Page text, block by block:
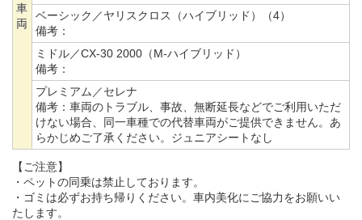
車
両
ベーシック／ヤリスクロス（ハイブリッド）（4）
備考：
ミドル／CX-30 2000（M-ハイブリッド）
備考：
プレミアム／セレナ
備考： 車両のトラブル、事故、無断延長などでご利用いただ
けない場合、同一車種での代替車両がご提供できません。あ
らかじめご了承ください。ジュニアシートなし
【ご注意】
・ペットの同乗は禁止しております。
・ゴミは必ずお持ち帰りください。車内美化にご協力をお願いい
たします。